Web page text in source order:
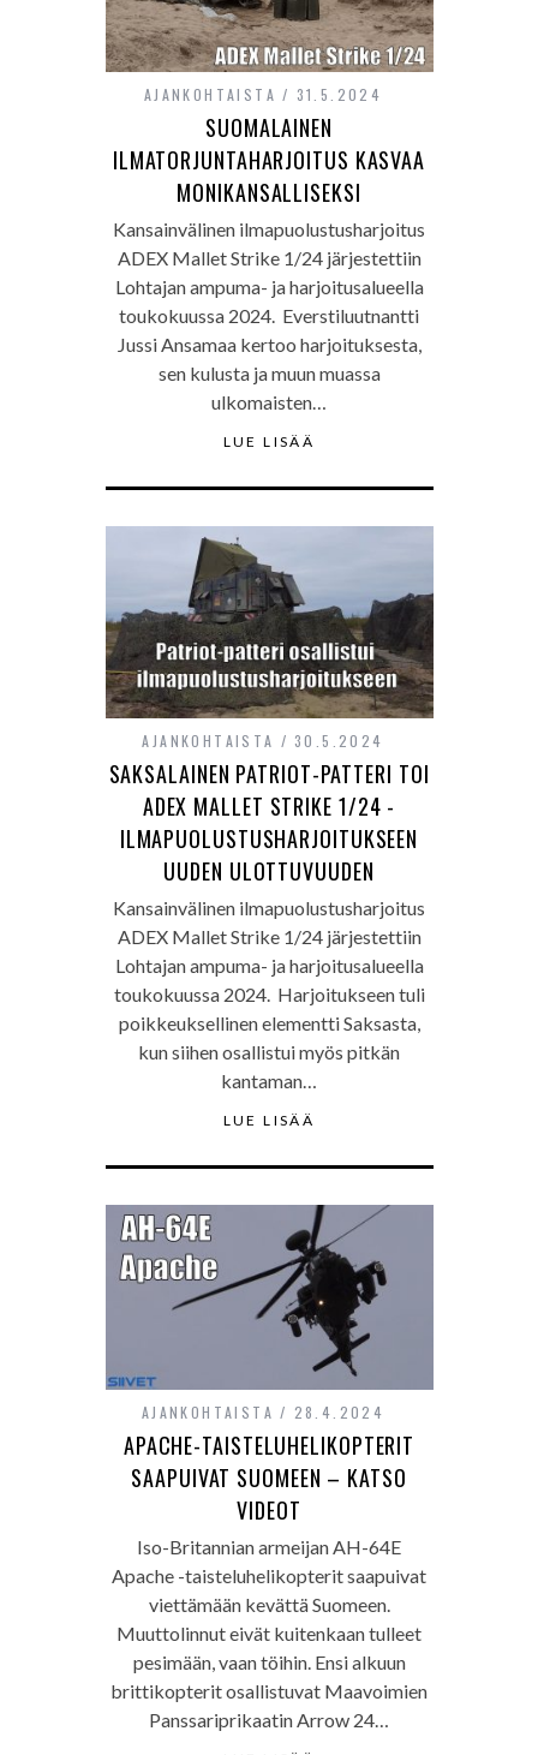
AJANKOHTAISTA 31.5.2024
SUOMALAINEN
ILMATORJUNTAHARJOITUS KASVAA
MONIKANSALLISEKSI
Kansainvälinen ilmapuolustusharjoitus
ADEX Mallet Strike 1/24 järjestettiin
Lohtajan ampuma- ja harjoitusalueella
toukokuussa 2024. Everstiluutnantti
Jussi Ansamaa kertoo harjoituksesta,
sen kulusta ja muun muassa
ulkomaisten…
LUE LISÄÄ
AJANKOHTAISTA 30.5.2024
SAKSALAINEN PATRIOT-PATTERI TOI
ADEX MALLET STRIKE 1/24 -
ILMAPUOLUSTUSHARJOITUKSEEN
UUDEN ULOTTUVUUDEN
Kansainvälinen ilmapuolustusharjoitus
ADEX Mallet Strike 1/24 järjestettiin
Lohtajan ampuma- ja harjoitusalueella
toukokuussa 2024. Harjoitukseen tuli
poikkeuksellinen elementti Saksasta,
kun siihen osallistui myös pitkän
kantaman…
LUE LISÄÄ
AJANKOHTAISTA 28.4.2024
APACHE-TAISTELUHELIKOPTERIT
SAAPUIVAT SUOMEEN – KATSO
VIDEOT
Iso-Britannian armeijan AH-64E
Apache -taisteluhelikopterit saapuivat
viettämään kevättä Suomeen.
Muuttolinnut eivät kuitenkaan tulleet
pesimään, vaan töihin. Ensi alkuun
brittikopterit osallistuvat Maavoimien
Panssariprikaatin Arrow 24…